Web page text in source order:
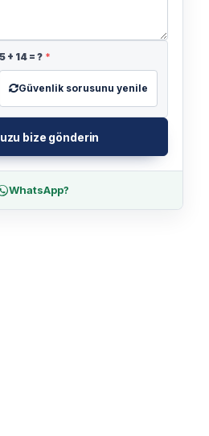
+ 14= ? *
Güvenlik sorusunu yenile
bize gönderin
WhatsApp?